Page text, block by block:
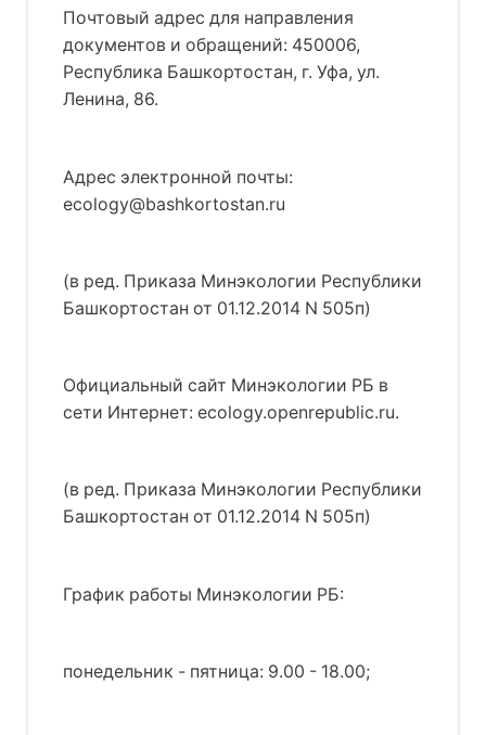
Почтовый адрес для направления
документов и обращений: 450006,
Республика Башкортостан, г. Уфа, ул.
Ленина, 86.
Адрес электронной почты:
ecology@bashkortostan.ru
(в ред. Приказа Минэкологии Республики
Башкортостан от 01.12.2014 N 505п)
Официальный сайт Минэкологии РБ в
сети Интернет: ecology.openrepublic.ru.
(в ред. Приказа Минэкологии Республики
Башкортостан от 01.12.2014 N 505п)
График работы Минэкологии РБ:
понедельник - пятница: 9.00 - 18.00;